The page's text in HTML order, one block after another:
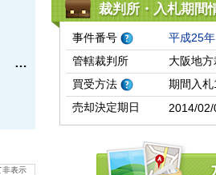
非表示
裁判所・入札期間
事件番号 平成25
管轄裁判所
大阪地
買受方法
期間入札
売却決定期日
2014/02/